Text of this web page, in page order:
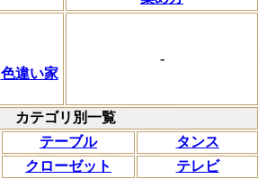
色違い家
-
カテゴリ別一覧
テーブル
タンス
クローゼット
テレビ